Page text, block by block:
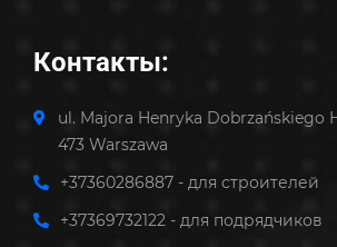
Контакты:
ul. Majora Henryka Dobrzańskiego
473 Warszawa
+37360286887 - для строителей
+37369732122 - для подрядчиков